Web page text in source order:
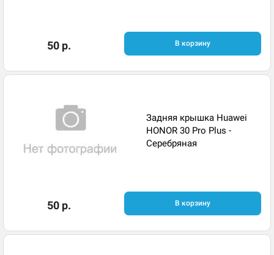
50 р. В корзину
Задняя крышка Huawei
HONOR 30 Pro Plus -
Серебряная
50 р. В корзину